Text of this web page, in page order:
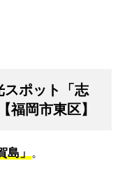
スポット「志
福岡市東区】
島」。